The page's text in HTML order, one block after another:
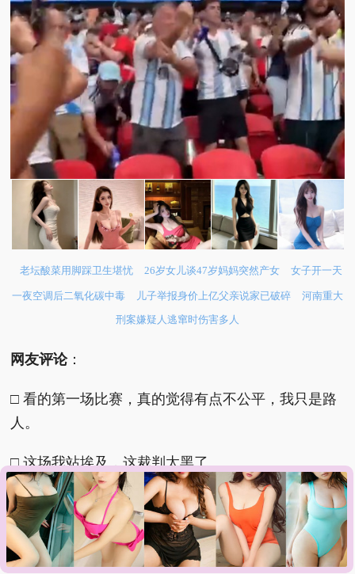
老坛酸菜用脚踩卫生堪忧 26岁女儿谈47岁妈妈突然产女 女子开一天
一夜空调后二氧化碳中毒 儿子举报身价上亿父亲说家已破碎
河南重大
刑案嫌疑人逃窜时伤害多人
网友评论：
□ 看的第一场比赛，真的觉得有点不公平，我只是路
人。
□ 这场我站埃及，这裁判太黑了。
□ 全程看完，埃及队全场踢的很不错，一直在坚持！
虽然技术不如对面，但很努力在踢，本来是可以赢
的，奈何… 算了，不说了。